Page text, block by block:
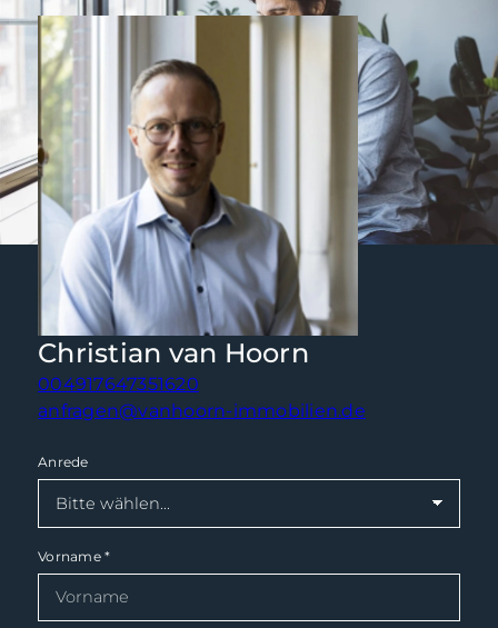
Christian van Hoorn
004917647351620
anfragen@vanhoorn-immobilien.de
Anrede
Vorname*